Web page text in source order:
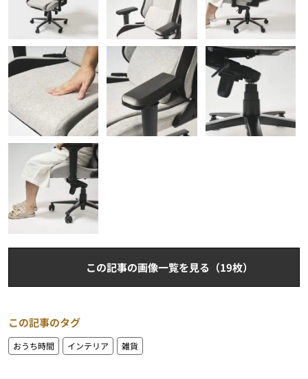
この記事の画像一覧を見る（19枚）
この記事のタグ
おうち時間 インテリア 雑貨